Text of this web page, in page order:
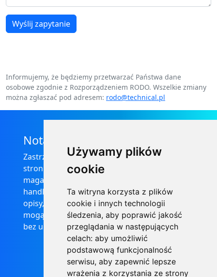
Używamy plików
cookie
Ta witryna korzysta z plików
cookie i innych technologii
śledzenia, aby poprawić jakość
przeglądania w następujących
celach: aby umożliwić
podstawową funkcjonalność
serwisu, aby zapewnić lepsze
wrażenia z korzystania ze strony
Wyślij zapytanie
Informujemy, że będziemy przetwarzać Państwa dane
osobowe zgodnie z Rozporządzeniem RODO. Wszelkie zmiany
można zgłaszać pod adresem: rodo@technical.pl
Nota prawna
Zastrzega się, że informacje zamieszczone na
stronie internetowej https://informator-
magazynowy.technical.pl/ nie stanowią oferty
handlowej w rozumieniu prawa, ponadto
opisy, dane techniczne i pozostałe informacje
mogą ulec zmianie bez podania przyczyny i
bez uprzedzenia.